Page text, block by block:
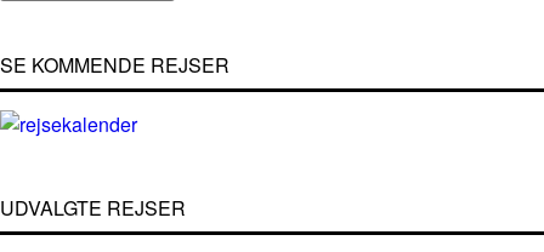
SE KOMMENDE REJSER
UDVALGTE REJSER